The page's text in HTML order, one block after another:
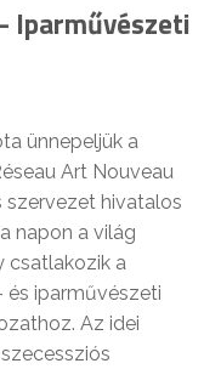
Iparművészeti
ünnepeljük a
Art Nouveau
szervezet hivatalos
napon a világ
csatlakozik a
iparművészeti
Az idei